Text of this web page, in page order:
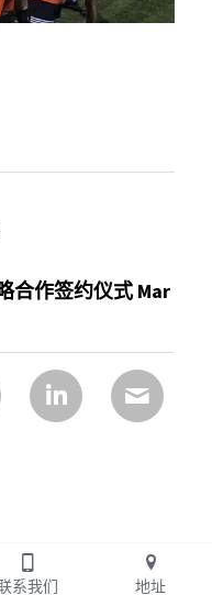
合作签约仪式 Mar
系我们 地址